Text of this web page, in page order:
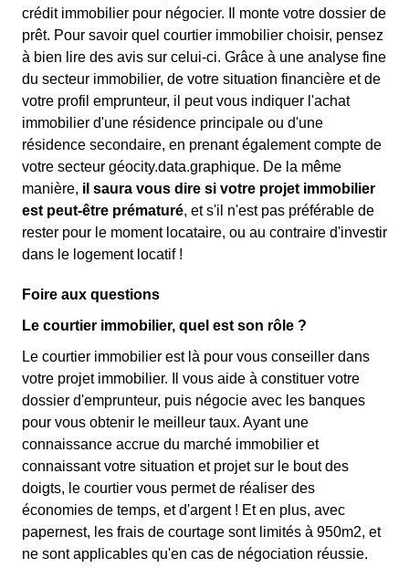
crédit immobilier pour négocier. Il monte votre dossier de
prêt. Pour savoir quel courtier immobilier choisir, pensez
à bien lire des avis sur celui-ci. Grâce à une analyse fine
du secteur immobilier, de votre situation financière et de
votre profil emprunteur, il peut vous indiquer l'achat
immobilier d'une résidence principale ou d'une
résidence secondaire, en prenant également compte de
votre secteur géocity.data.graphique. De la même
manière, il saura vous dire si votre projet immobilier
est peut-être prématuré, et s'il n'est pas préférable de
rester pour le moment locataire, ou au contraire d'investir
dans le logement locatif !
Foire aux questions
Le courtier immobilier, quel est son rôle ?
Le courtier immobilier est là pour vous conseiller dans
votre projet immobilier. Il vous aide à constituer votre
dossier d'emprunteur, puis négocie avec les banques
pour vous obtenir le meilleur taux. Ayant une
connaissance accrue du marché immobilier et
connaissant votre situation et projet sur le bout des
doigts, le courtier vous permet de réaliser des
économies de temps, et d'argent ! Et en plus, avec
papernest, les frais de courtage sont limités à 950m2, et
ne sont applicables qu'en cas de négociation réussie.